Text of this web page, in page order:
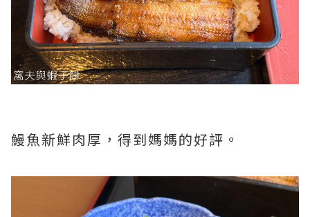
鰻魚新鮮肉厚，得到媽媽的好評。